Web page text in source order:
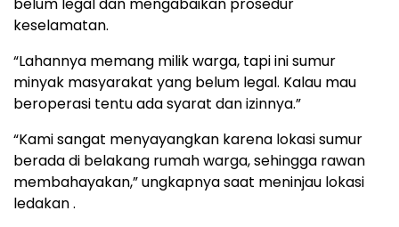
belum legal dan mengabaikan prosedur
keselamatan.
“Lahannya memang milik warga, tapi ini sumur
minyak masyarakat yang belum legal. Kalau mau
beroperasi tentu ada syarat dan izinnya.”
“Kami sangat menyayangkan karena lokasi sumur
berada di belakang rumah warga, sehingga rawan
membahayakan,” ungkapnya saat meninjau lokasi
ledakan .